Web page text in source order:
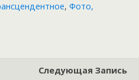
, Фото,
Следующая Запись